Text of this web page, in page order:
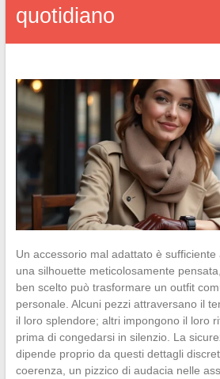
quotidiano
Un accessorio mal adattato è sufficiente
una silhouette meticolosamente
ben scelto può trasformare un outfit
personale. Alcuni pezzi attraversano il
il loro splendore; altri impongono il loro
prima di congedarsi in silenzio. La
dipende proprio da questi dettagli
coerenza, un pizzico di audacia nelle